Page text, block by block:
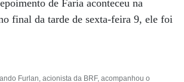
de Faria aconteceu na
final da tarde de sexta-feira 9, ele foi
Furlan, acionista da BRF, acompanhou o